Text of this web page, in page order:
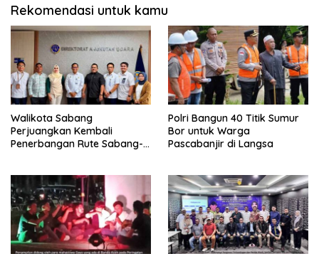
Rekomendasi untuk kamu
Walikota Sabang
Perjuangkan Kembali
Penerbangan Rute Sabang-
Polri Bangun 40 Titik Sumur
Bor untuk Warga
Pascabanjir di Langsa